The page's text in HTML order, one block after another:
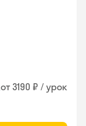
от 3190 ₽ / урок